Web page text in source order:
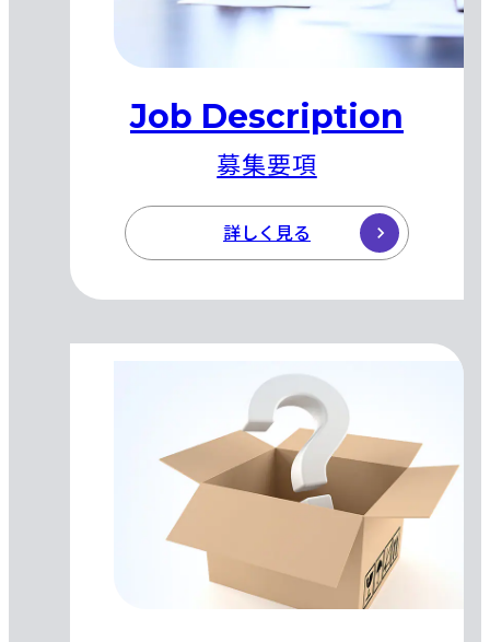
Job Description
募集要項
詳しく見る